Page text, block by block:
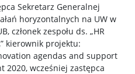
Sekretarz Generalnej
horyzontalnych na UW w
członek zespołu ds. „HR
kierownik projektu:
agendas and support
2020, wcześniej zastępca